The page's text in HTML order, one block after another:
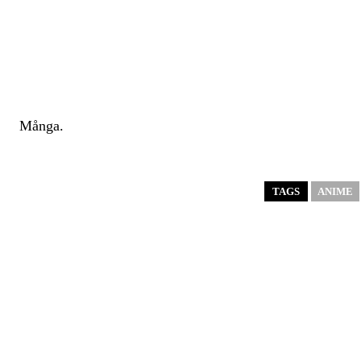
Många.
TAGS ANIME